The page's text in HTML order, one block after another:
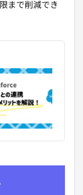
まで削減でき